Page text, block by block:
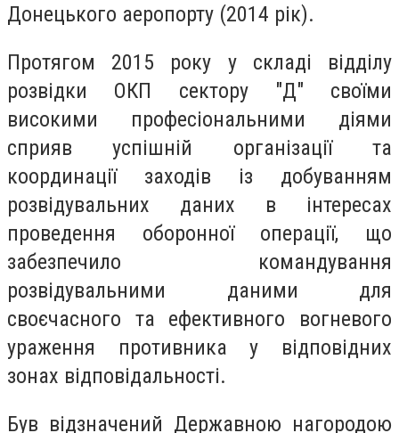
Донецького аеропорту (2014 рік).
Протягом 2015 року у складі відділу
розвідки ОКП сектору "Д" своїми
високими професіональними діями
сприяв успішній організації та
координації заходів із добуванням
розвідувальних даних в інтересах
проведення оборонної операції, що
забезпечило командування
розвідувальними даними для
своєчасного та ефективного вогневого
ураження противника у відповідних
зонах відповідальності.
Був відзначений Державною нагородою